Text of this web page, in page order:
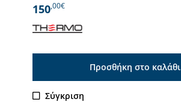
150,00€
Προσθήκη στο καλάθι
Σύγκριση